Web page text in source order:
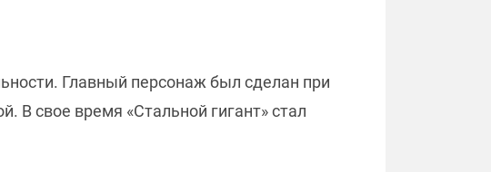
Главный персонаж был сделан при
В свое время «Стальной гигант» стал